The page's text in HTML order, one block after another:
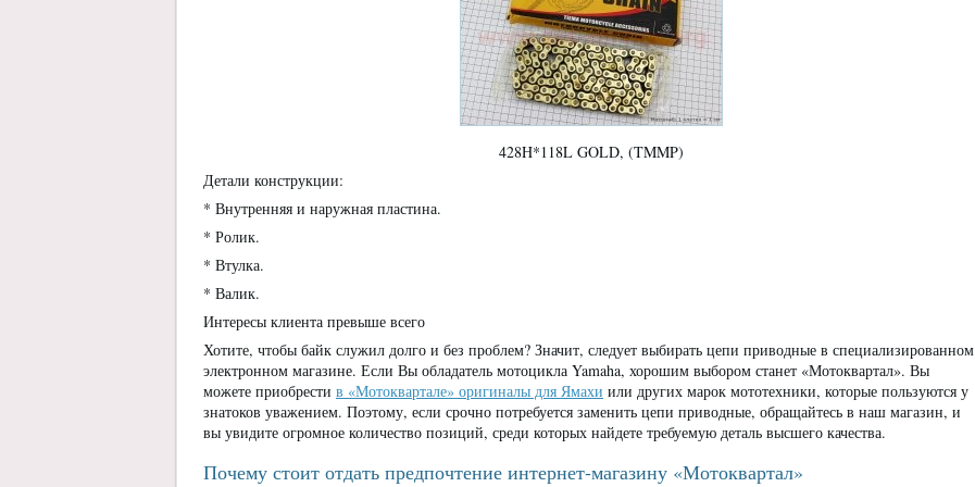
428H*118L GOLD, (TMMP)
Детали конструкции:
* Внутренняя и наружная пластина.
* Ролик.
* Втулка.
* Валик.
Интересы клиента превыше всего
Хотите, чтобы байк служил долго и без проблем? Значит, следует выбирать цепи приводные в специализированном
электронном магазине. Если Вы обладатель мотоцикла Yamaha, хорошим выбором станет «Мотоквартал». Вы
можете приобрести в «Мотоквартале» оригиналы для Ямахи или других марок мототехники, которые пользуются у
знатоков уважением. Поэтому, если срочно потребуется заменить цепи приводные, обращайтесь в наш магазин, и
вы увидите огромное количество позиций, среди которых найдете требуемую деталь высшего качества.
Почему стоит отдать предпочтение интернет-магазину «Мотоквартал»